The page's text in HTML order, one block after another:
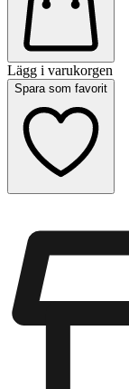
Lägg i varukorgen
Spara som favorit